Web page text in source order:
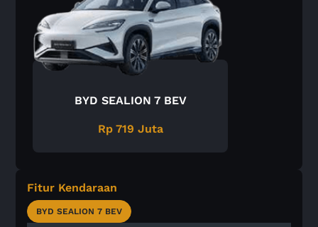
BYD SEALION 7 BEV
Rp 719 Juta
Fitur Kendaraan
BYD SEALION 7 BEV